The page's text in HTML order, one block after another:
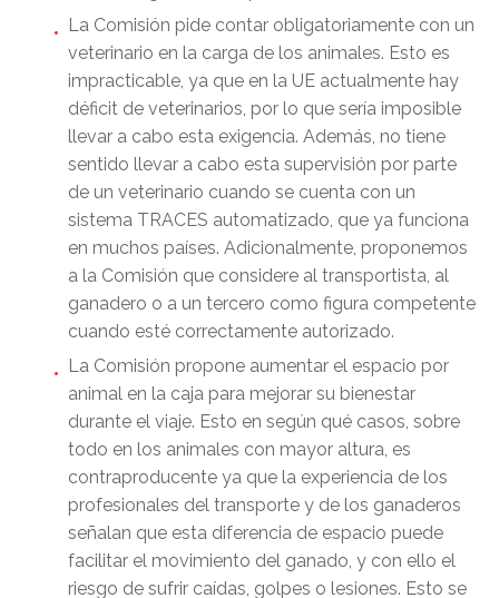
La Comisión pide contar obligatoriamente con un
veterinario en la carga de los animales. Esto es
impracticable, ya que en la UE actualmente hay
déficit de veterinarios, por lo que sería imposible
llevar a cabo esta exigencia. Además, no tiene
sentido llevar a cabo esta supervisión por parte
de un veterinario cuando se cuenta con un
sistema TRACES automatizado, que ya funciona
en muchos países. Adicionalmente, proponemos
a la Comisión que considere al transportista, al
ganadero o a un tercero como figura competente
cuando esté correctamente autorizado.
La Comisión propone aumentar el espacio por
animal en la caja para mejorar su bienestar
durante el viaje. Esto en según qué casos, sobre
todo en los animales con mayor altura, es
contraproducente ya que la experiencia de los
profesionales del transporte y de los ganaderos
señalan que esta diferencia de espacio puede
facilitar el movimiento del ganado, y con ello el
riesgo de sufrir caídas, golpes o lesiones. Esto se